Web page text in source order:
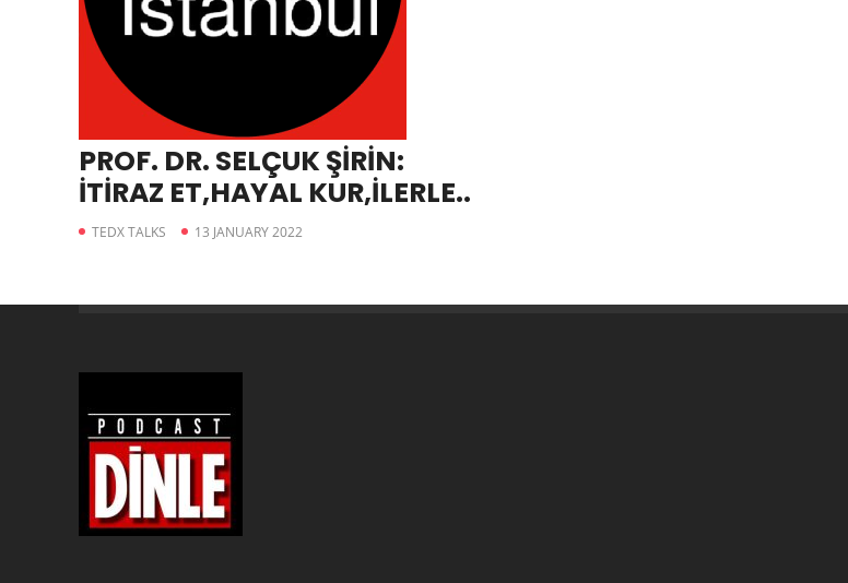
PROF. DR. SELÇUK ŞİRİN:
İTİRAZ ET,HAYAL KUR,İLERLE..
TEDX TALKS 13 JANUARY 2022